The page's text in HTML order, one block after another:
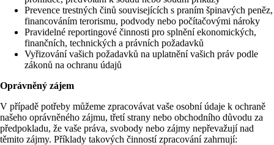
Prevence trestných činů souvisejících s praním špinavých peněz,
financováním terorismu, podvody nebo počítačovými nároky
Pravidelné reportingové činnosti pro splnění ekonomických,
finančních, technických a právních požadavků
Vyřizování vašich požadavků na uplatnění vašich práv podle
zákonů na ochranu údajů
Oprávněný zájem
V případě potřeby můžeme zpracovávat vaše osobní údaje k ochraně
našeho oprávněného zájmu, třetí strany nebo obchodního důvodu za
předpokladu, že vaše práva, svobody nebo zájmy nepřevažují nad
těmito zájmy. Příklady takových činností zpracování zahrnují: